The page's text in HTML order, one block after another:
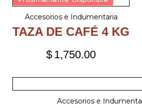
Accesorios e Indumentaria
TAZA DE CAFÉ 4 KG
$ 1,750.00
Accesorios e